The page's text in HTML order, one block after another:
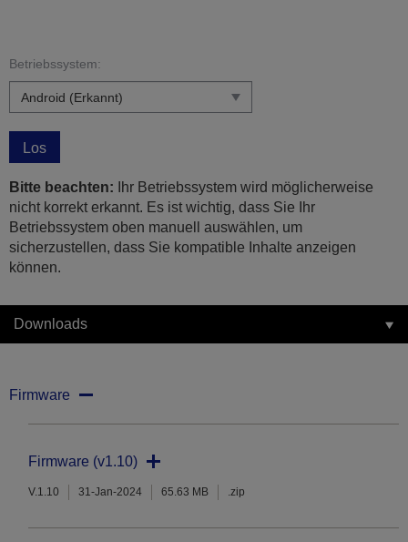
Betriebssystem:
Los
Bitte beachten: Ihr Betriebssystem wird möglicherweise
nicht korrekt erkannt. Es ist wichtig, dass Sie Ihr
Betriebssystem oben manuell auswählen, um
sicherzustellen, dass Sie kompatible Inhalte anzeigen
können.
Downloads
Firmware
Firmware (v1.10)
V.1.10 31-Jan-2024 65.63 MB .zip